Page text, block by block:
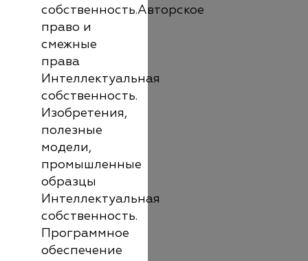
собственность.Авторское
право и
смежные
права
Интеллектуальная
собственность.
Изобретения,
полезные
модели,
промышленные
образцы
Интеллектуальная
собственность.
Программное
обеспечение